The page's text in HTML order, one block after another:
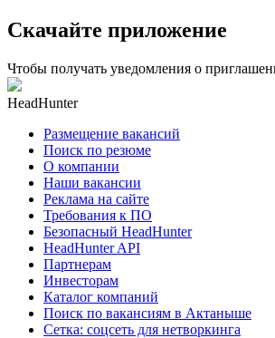
Скачайте приложение
Чтобы получать уведомления о
HeadHunter
Размещение вакансий
Поиск по резюме
О компании
Наши вакансии
Реклама на сайте
Требования к ПО
Безопасный HeadHunter
HeadHunter API
Партнерам
Инвесторам
Каталог компаний
Поиск по вакансиям в Актаныше
Сетка: соцсеть для нетворкинга